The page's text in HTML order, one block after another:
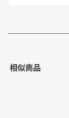
相似商品